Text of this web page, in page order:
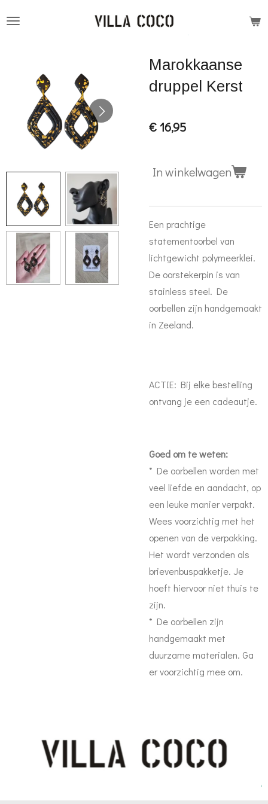
hoofdinhoud
Marokkaanse
druppel Kerst
€ 16,95
In winkelwagen
Een prachtige
statementoorbel van
lichtgewicht polymeerklei.
De oorstekerpin is van
stainless steel. De
oorbellen zijn handgemaakt
in Zeeland.
ACTIE: Bij elke bestelling
ontvang je een cadeautje.
Goed om te weten:
* De oorbellen worden met
veel liefde en aandacht, op
een leuke manier verpakt.
Wees voorzichtig met het
openen van de verpakking.
Het wordt verzonden als
brievenbuspakketje. Je
hoeft hiervoor niet thuis te
zijn.
* De oorbellen zijn
handgemaakt met
duurzame materialen. Ga
er voorzichtig mee om.